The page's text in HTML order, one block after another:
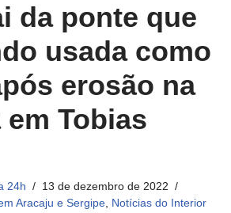
da ponte que
usada como
erosão na
Tobias
24h
13 de dezembro de 2022
Aracaju e Sergipe, Notícias do Interior